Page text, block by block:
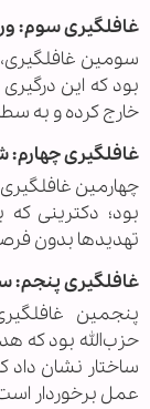
غافلگیری سوم:
سومین
بود که این درگیری
خارج کرده و به
غافلگیری چهارم:
چهارمین
بود؛ دکترینی
تهدیدها بدون
غافلگیری پنجم:
پنجمین
حزب‌الله بود که
ساختار نشان داد که
عمل برخوردار